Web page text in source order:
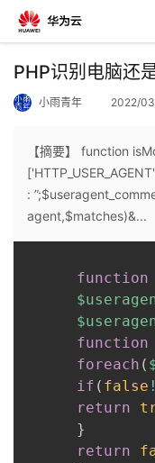
返
个
PHP识别电脑还
小雨青年 2022/
【摘要】 function
:
agent,$matches)&...
function
function
foreach (
if ( false
return
}
return